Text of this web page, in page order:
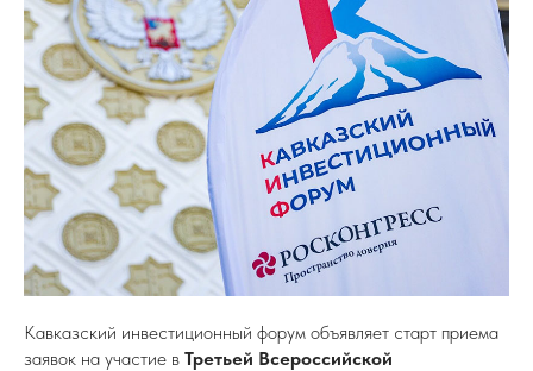
Кавказский инвестиционный форум объявляет старт приема
заявок на участие в Третьей Всероссийской